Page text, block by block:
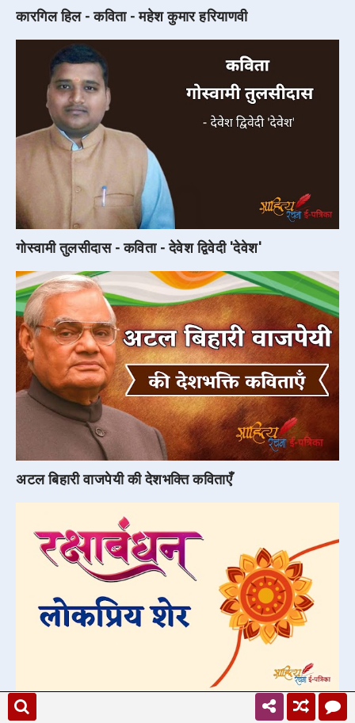
कारगिल हिल - कविता - महेश कुमार हरियाणवी
गोस्वामी तुलसीदास - कविता - देवेश द्विवेदी 'देवेश'
अटल बिहारी वाजपेयी की देशभक्ति कविताएँ
रक्षाबंधन पर शायरी | Raksha Bandhan Shayari